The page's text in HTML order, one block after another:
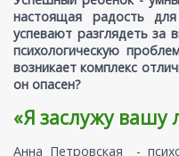
настоящая радость
успевают разглядеть за
психологическую
возникает комплекс
он опасен?
«Я заслужу вашу
Анна Петровская -